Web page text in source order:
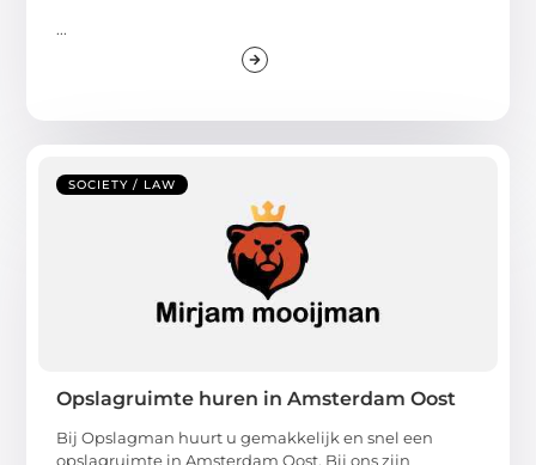
...
SOCIETY / LAW
Opslagruimte huren in Amsterdam Oost
Bij Opslagman huurt u gemakkelijk en snel een
opslagruimte in Amsterdam Oost. Bij ons zijn